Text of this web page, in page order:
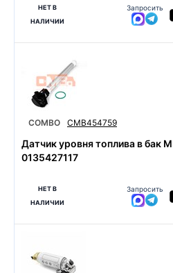
НЕТ В
НАЛИЧИИ
Запросить
COMBO CMB454759
Датчик уровня топлива в бак
0135427117
НЕТ В
НАЛИЧИИ
Запросить